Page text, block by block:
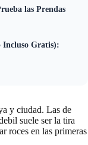
las Prendas
Incluso Gratis):
y ciudad. Las de
suele ser la tira
roces en las primeras